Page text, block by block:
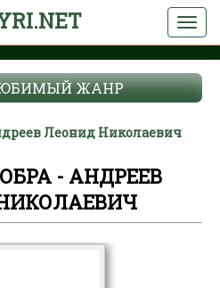
ЖАНР
Леонид Николаевич
- АНДРЕЕВ